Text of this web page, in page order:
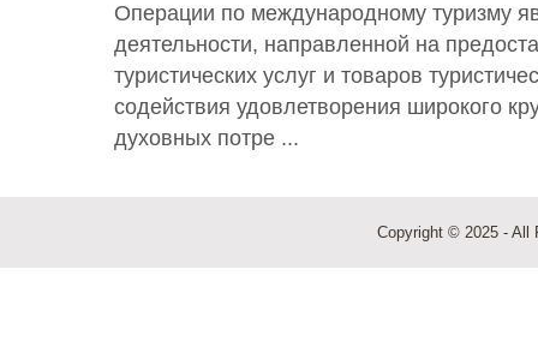
Операции по международному туризму
деятельности, направленной на
туристических услуг и товаров
содействия удовлетворения широкого
духовных потре ...
Copyright © 2025 - All